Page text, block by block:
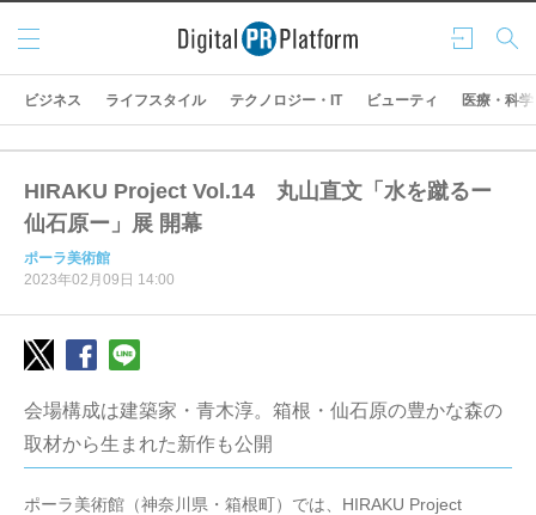
ログ
イン
検索
メニ
ュー
ビジネス ライフスタイル テクノロジー・IT ビューティ 医療・科学
HIRAKU Project Vol.14 丸山直文「水を蹴るー
仙石原ー」展 開幕
ポーラ美術館
2023年02月09日 14:00
会場構成は建築家・青木淳。箱根・仙石原の豊かな森の
取材から生まれた新作も公開
ポーラ美術館（神奈川県・箱根町）では、HIRAKU Project